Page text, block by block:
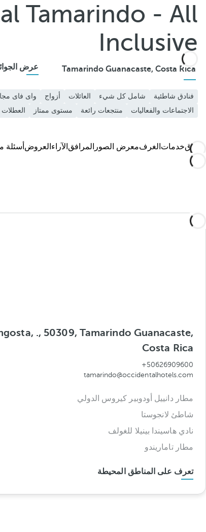
أضف إلى المفضلة
Tamarindo - All
Inclusive
Tamarindo Guanacaste, Costa Rica عرض
فنادق شاطئية شامل كل شيء العائلات أزواج واى فاى
الاجتماعات والفعاليات
منتجعات رائعة مستوى ممتاز العطلات
الفندقخدمات الغرفمعرض الصور المرافق الآراء العروض أسئلة
., 50309, Tamarindo Guanacaste,
Costa Rica
+50626909600
tamarindo@occidentalhotels.com
مطار دانييل أودوبير كيروس الدولي
شاطئ لانجوستا
نادي هاسيندا بينيلا للغولف
مطار تاماريندو
تعرف على المناطق المحيطة